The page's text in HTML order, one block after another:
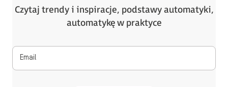
Czytaj trendy i inspiracje, podstawy automatyki,
automatykę w praktyce